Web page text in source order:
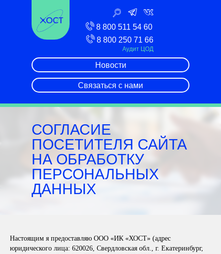
Связаться с нами
Новости
8 800 511 54 60
8 800 250 71 66
Аудит ЦОД
СОГЛАСИЕ
ПОСЕТИТЕЛЯ САЙТА
НА ОБРАБОТКУ
ПЕРСОНАЛЬНЫХ
ДАННЫХ
Настоящим я предоставляю ООО «ИК «ХОСТ» (адрес
юридического лица: 620026, Свердловская обл., г. Екатеринбург,